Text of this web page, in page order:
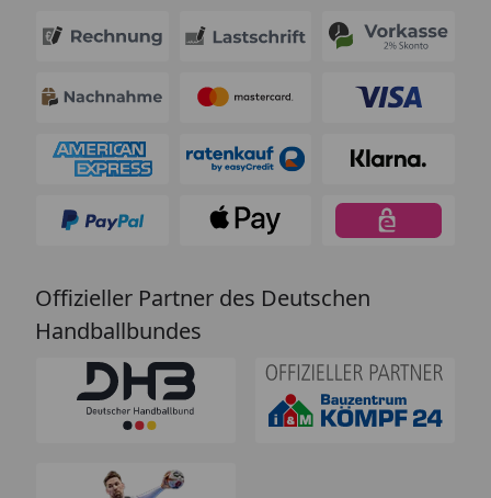
Offizieller Partner des Deutschen
Handballbundes